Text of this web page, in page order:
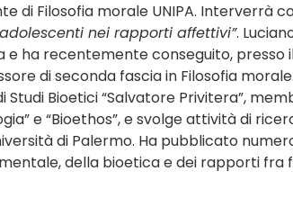
di Filosofia morale UNIPA. Interverrà
nei rapporti affettivi”.
ha recentemente conseguito, presso
di seconda fascia in Filosofia
Studi Bioetici “Salvatore Privitera”,
e “Bioethos”, e svolge attività di
di Palermo. Ha pubblicato
della bioetica e dei rapporti fra